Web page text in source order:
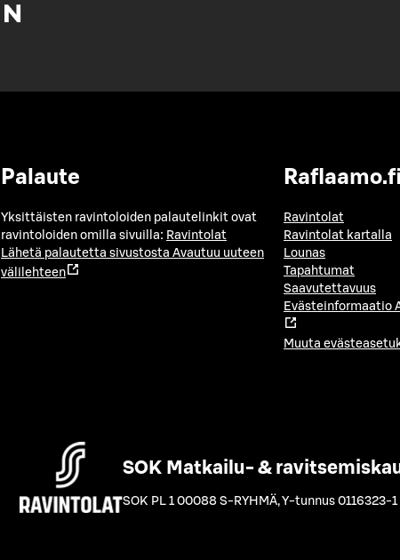
Palaute
Yksittäisten ravintoloiden palautelinkit ovat
ravintoloiden omilla sivuilla: Ravintolat
Lähetä palautetta sivustosta Avautuu uuteen
välilehteen
Raflaamo.fi
Ravintolat
Ravintolat kartalla
Lounas
Tapahtumat
Saavutettavuus
Evästeinformaatio
Muuta
SOK Matkailu- &
SOK PL 1 00088 S-RYHMÄ,Y-tunnus 0116323-1